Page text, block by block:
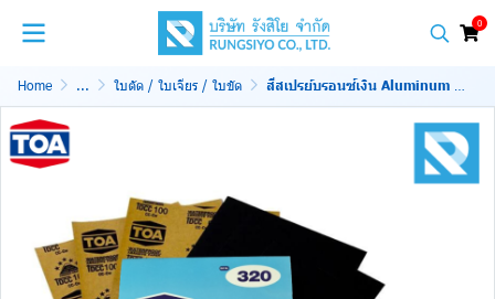
0
Home ... ใบตัด / ใบเจียร / ใบขัด สีสเปรย์บรอนซ์เงิน Aluminum V2115 Rust-Oleum